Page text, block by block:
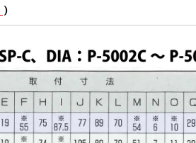
ー
NHN,
DAIHATSU,
DIA,
Diamond】
の
数
ー
NHN,
DAIHATSU,
DIA,
Diamond】
の
数
）